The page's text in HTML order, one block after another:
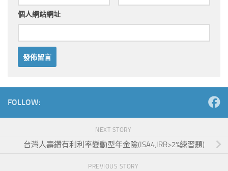
個人網站網址
FOLLOW:
NEXT STORY
台灣人壽鑽有利利率變動型年金險(ISA4,IRR>2%練習題)
PREVIOUS STORY